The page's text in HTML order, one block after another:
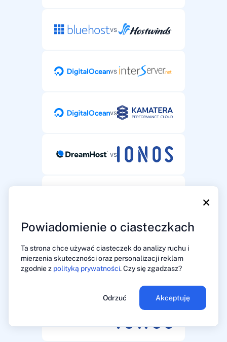
×
Powiadomienie o ciasteczkach
Ta strona chce używać ciasteczek do analizy ruchu i
mierzenia skuteczności oraz personalizacji reklam
zgodnie z polityką prywatności. Czy się zgadzasz?
Odrzuć Akceptuję
vs
vs
vs
vs